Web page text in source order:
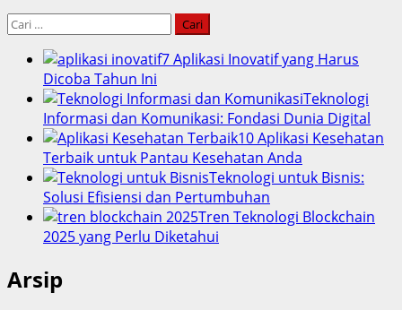
Cari
7 Aplikasi Inovatif yang Harus
Dicoba Tahun Ini
Teknologi
Informasi dan Komunikasi: Fondasi Dunia Digital
10 Aplikasi Kesehatan
Terbaik untuk Pantau Kesehatan Anda
Teknologi untuk Bisnis:
Solusi Efisiensi dan Pertumbuhan
Tren Teknologi Blockchain
2025 yang Perlu Diketahui
Arsip